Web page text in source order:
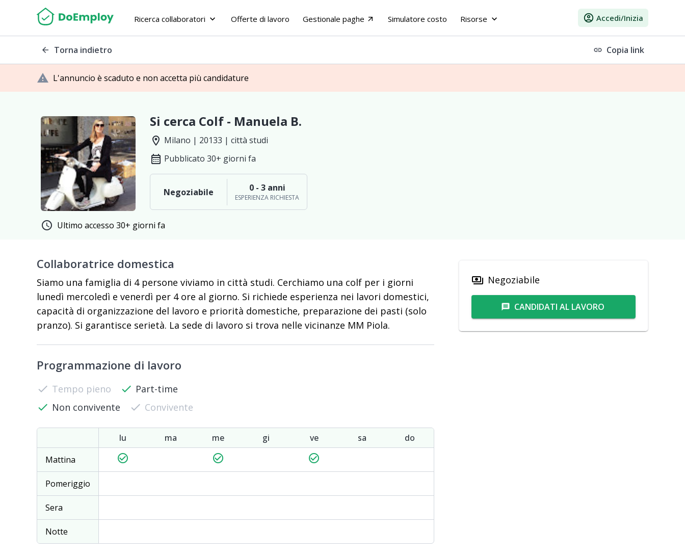
Ricerca collaboratori keyboard_arrow_down Offerte di lavoro Gestionale paghe arrow_outward Simulatore costo Risorse keyboard_arrow_down account_circle Accedi/Inizia
arrow_back Torna indietro link Copia link
warning L'annuncio è scaduto e non accetta più candidature
Si cerca Colf - Manuela B.
location_on Milano | 20133 | città studi
calendar_month Pubblicato 30+ giorni fa
Negoziabile 0 - 3 anni
ESPERIENZA RICHIESTA
schedule Ultimo accesso 30+ giorni fa
Collaboratrice domestica
Siamo una famiglia di 4 persone viviamo in città studi. Cerchiamo una colf per i giorni
lunedì mercoledì e venerdì per 4 ore al giorno. Si richiede esperienza nei lavori domestici,
capacità di organizzazione del lavoro e priorità domestiche, preparazione dei pasti (solo
pranzo). Si garantisce serietà. La sede di lavoro si trova nelle vicinanze MM Piola.
Programmazione di lavoro
check Tempo pieno check Part-time
check Non convivente check Convivente
lu ma me gi ve sa
do
Mattina
check_circle_outline check_circle_outline check_circle_outline
Pomeriggio
Sera
Notte
payments Negoziabile
message CANDIDATI AL LAVORO